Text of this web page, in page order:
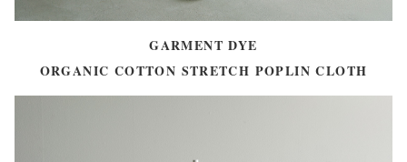
GARMENT DYE
ORGANIC COTTON STRETCH POPLIN CLOTH